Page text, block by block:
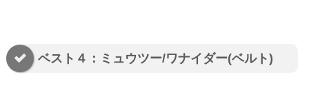
ベスト４：ミュウツー/ワナイダー(ベルト)